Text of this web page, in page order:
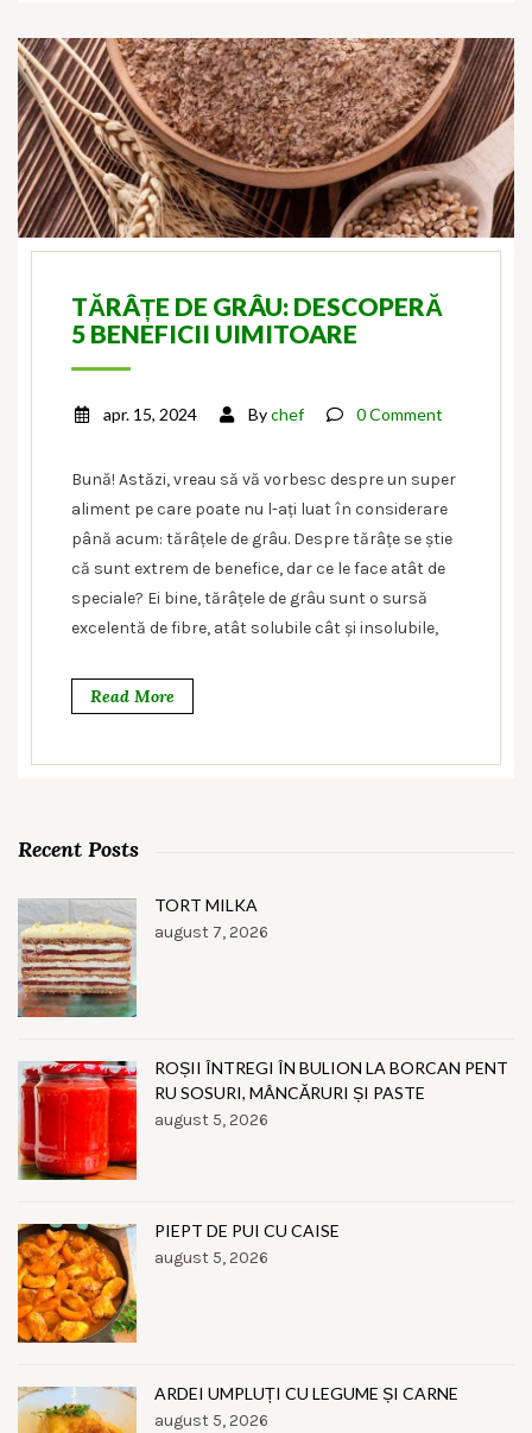
TĂRÂȚE DE GRÂU: DESCOPERĂ
5 BENEFICII UIMITOARE
apr. 15, 2024 Bychef 0 Comment
Bună! Astăzi, vreau să vă vorbesc despre un super
aliment pe care poate nu l-ați luat în considerare
până acum: tărâțele de grâu. Despre tărâțe se știe
că sunt extrem de benefice, dar ce le face atât de
speciale? Ei bine, tărâțele de grâu sunt o sursă
excelentă de fibre, atât solubile cât și insolubile,
Read More
Recent Posts
TORT MILKA
august 7, 2026
ROȘII ÎNTREGI ÎN BULION LA BORCAN PENT
RU SOSURI, MÂNCĂRURI ȘI PASTE
august 5, 2026
PIEPT DE PUI CU CAISE
august 5, 2026
ARDEI UMPLUȚI CU LEGUME ȘI CARNE
august 5, 2026